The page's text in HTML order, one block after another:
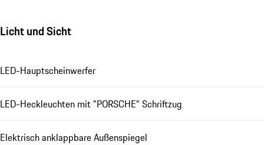
Licht und Sicht
LED-Hauptscheinwerfer
LED-Heckleuchten mit "PORSCHE" Schriftzug
Elektrisch anklappbare Außenspiegel